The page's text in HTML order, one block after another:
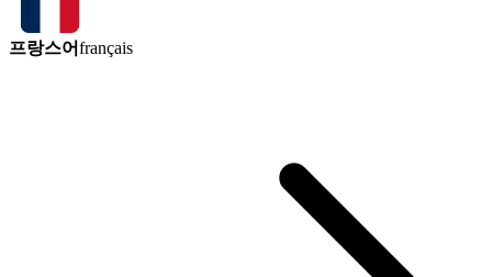
프랑스어français